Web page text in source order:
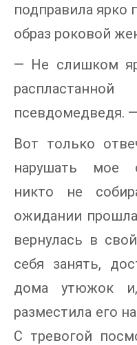
подправила ярко
образ роковой
— Не слишком
псевдомедведя.
Вот только
нарушать мое
никто не
ожидании
вернулась в
себя занять,
дома утюжок
разместила его
С тревогой